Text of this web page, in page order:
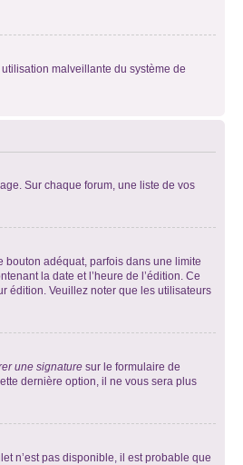
malveillante du système de
Sur chaque forum, une liste de vos
bouton adéquat, parfois dans une limite
la date et l’heure de l’édition. Ce
édition. Veuillez noter que les utilisateurs
une signature sur le formulaire de
dernière option, il ne vous sera plus
n’est pas disponible, il est probable que